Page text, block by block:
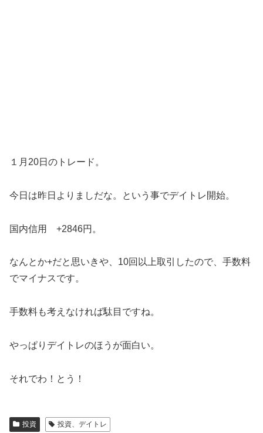
１月20日のトレード。
今日は昨日よりましだな。という事でデイトレ開始。
国内信用 +2846円。
なんとか+だと思いきや、10回以上取引したので、手数料
でマイナスです。
手数料も考えなければ駄目ですね。
やっぱりデイトレのほうが面白い。
それでわ！とう！
投資 投資、デイトレ